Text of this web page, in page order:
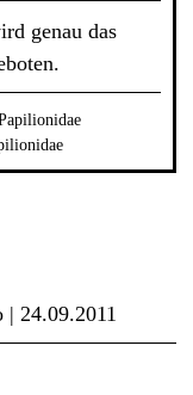
genau das
24.09.2011